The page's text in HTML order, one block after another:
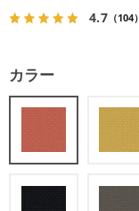
4.7（104）
カラー